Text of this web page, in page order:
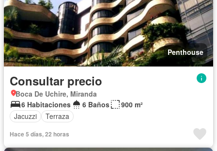
Penthouse
Consultar precio
Boca De Uchire, Miranda
6 Habitaciones
6 Baños
900 m²
Jacuzzi
Terraza
Hace 5 días, 22 horas